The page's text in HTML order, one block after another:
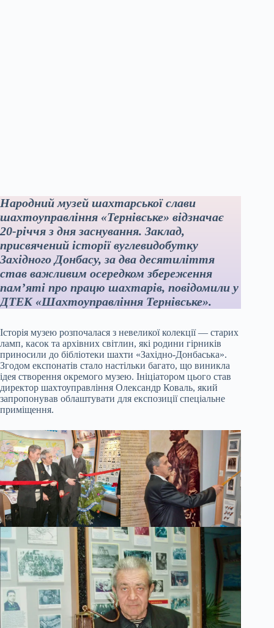
Народний музей шахтарської слави
шахтоуправління «Тернівське» відзначає
20-річчя з дня заснування. Заклад,
присвячений історії вуглевидобутку
Західного Донбасу, за два десятиліття
став важливим осередком збереження
пам’яті про працю шахтарів, повідомили у
ДТЕК «Шахтоуправління Тернівське».
Історія музею розпочалася з невеликої колекції — старих
ламп, касок та архівних світлин, які родини гірників
приносили до бібліотеки шахти «Західно-Донбаська».
Згодом експонатів стало настільки багато, що виникла
ідея створення окремого музею. Ініціатором цього став
директор шахтоуправління Олександр Коваль, який
запропонував облаштувати для експозиції спеціальне
приміщення.